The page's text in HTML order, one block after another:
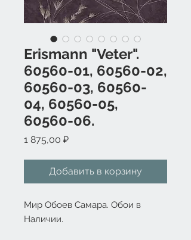
Erismann "Veter".
60560-01, 60560-02,
60560-03, 60560-
04, 60560-05,
60560-06.
1 875,00 ₽Цена
Добавить в корзину
Мир Обоев Самара. Обои в
Наличии.